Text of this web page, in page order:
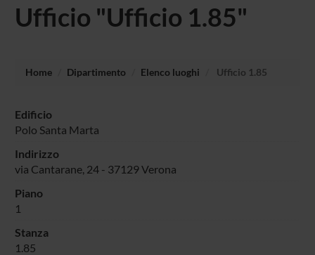
Ufficio "Ufficio 1.85"
Home Dipartimento Elenco luoghi Ufficio 1.85
Edificio
Polo Santa Marta
Indirizzo
via Cantarane, 24 - 37129 Verona
Piano
1
Stanza
1.85